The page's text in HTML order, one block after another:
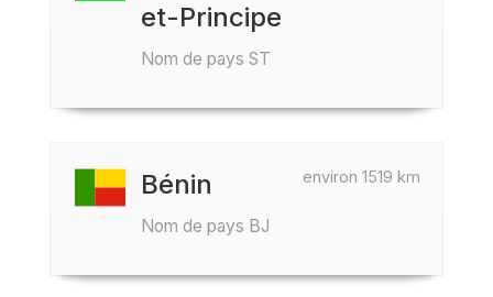
et-Principe
Nom de pays ST
environ 1519 km
Bénin
Nom de pays BJ